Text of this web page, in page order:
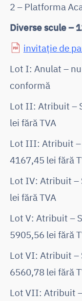
2 – Platforma
Diverse scule –
invitație de
Lot I: Anulat –
conformă
Lot II: Atribuit –
lei fără TVA
Lot III: Atribuit –
4167,45 lei fără
Lot IV: Atribuit –
lei fără TVA
Lot V: Atribuit –
5905,56 lei fără
Lot VI: Atribuit –
6560,78 lei fără
Lot VII: Atribuit